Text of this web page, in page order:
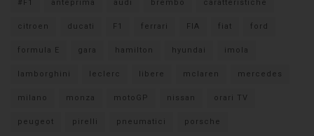
#F1 anteprima audi brembo caratteristiche
citroen ducati F1 ferrari FIA fiat ford
formula E gara hamilton hyundai imola
lamborghini leclerc libere mclaren mercedes
milano monza motoGP nissan orari TV
peugeot pirelli pneumatici porsche